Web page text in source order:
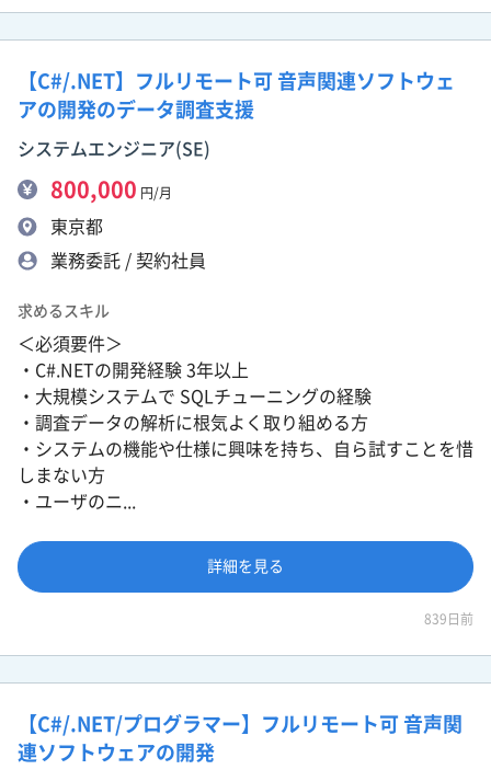
【C#/.NET】フルリモート可 音声関連ソフトウェ
アの開発のデータ調査支援
システムエンジニア(SE)
800,000 円/月
東京都
業務委託 / 契約社員
求めるスキル
＜必須要件＞
・C#.NETの開発経験 3年以上
・大規模システムで SQLチューニングの経験
・調査データの解析に根気よく取り組める方
・システムの機能や仕様に興味を持ち、自ら試すことを惜
しまない方
・ユーザのニ...
詳細を見る
839日前
【C#/.NET/プログラマー】フルリモート可 音声関
連ソフトウェアの開発